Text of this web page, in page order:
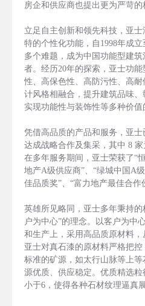
房企和供应商也提出更为严苛的
立足自主创新和领先科技，亚
特的个性化功能，自1998年成
多个难题，成为中国功能型建
者。经历20年的探索，亚士功
性、高保色性、高防污性、高
计风格相融合，提升建筑品味
实现功能性与装饰性等多种价值
凭借高品质的产品和服务，亚
达成战略合作及集采，其中 8 家
在多年服务期间，亚士荣获了“
地产A级供应商”、“绿城中国A
佳品质奖”、“富力地产最佳合作
英雄所见略同，亚士多年秉持
户为中心”的理念。以客户为中
和生产上，采用高品质原材料
亚士对真石漆的原材料严格把
标准的矿源，如太行山脉等上
源优质、供应稳定。优质精选
小于6，使得各种石材纹理逼真